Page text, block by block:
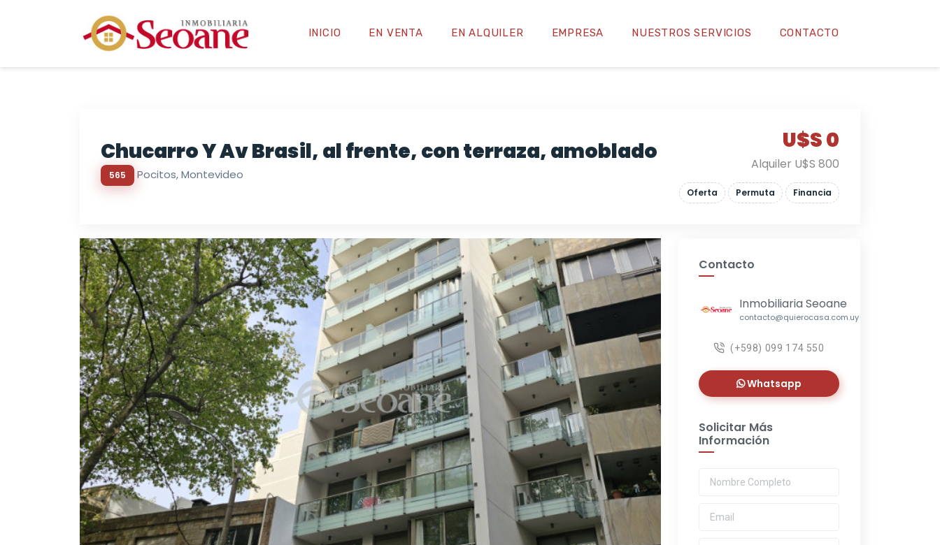
INICIO EN VENTA EN ALQUILER EMPRESA NUESTROS SERVICIOS CONTACTO
Chucarro Y Av Brasil, al frente, con terraza, amoblado
565 Pocitos, Montevideo
U$S 0
Alquiler U$S 800
Oferta Permuta Financia
Contacto
Inmobiliaria Seoane
contacto@quierocasa.com.uy
(+598) 099 174 550
Whatsapp
Solicitar Más
Información